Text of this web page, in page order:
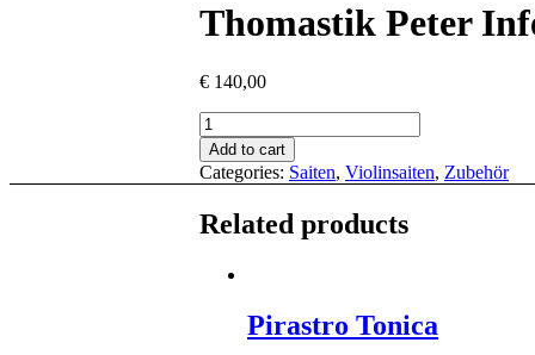
Thomastik Peter
€ 140,00
Thomastik
Peter
Infeld
quantity
Add to cart
Categories: Saiten, Violinsaiten, Zubehör
Related products
Pirastro Tonica